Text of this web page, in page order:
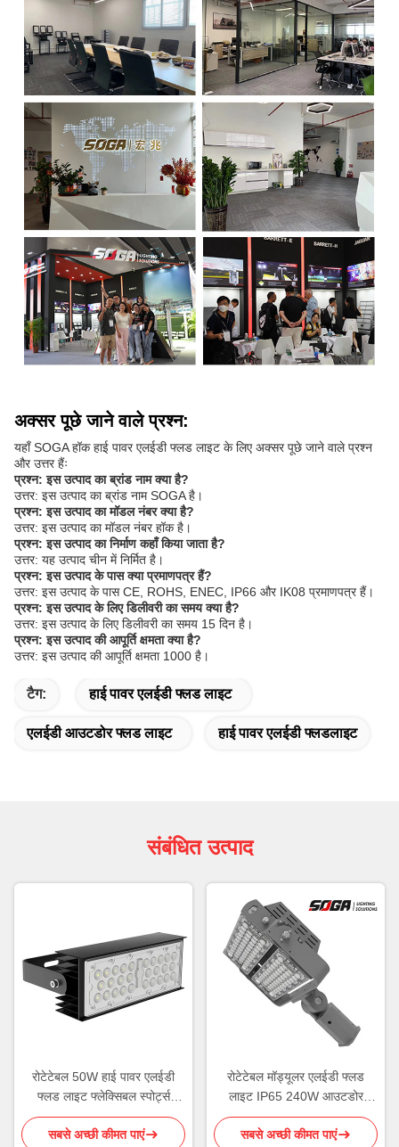
अक्सर पूछे जाने वाले प्रश्न:
यहाँ SOGA हॉक हाई पावर एलईडी फ्लड लाइट के लिए अक्सर पूछे जाने वाले प्रश्न
और उत्तर हैंः
प्रश्न: इस उत्पाद का ब्रांड नाम क्या है?
उत्तर: इस उत्पाद का ब्रांड नाम SOGA है।
प्रश्न: इस उत्पाद का मॉडल नंबर क्या है?
उत्तर: इस उत्पाद का मॉडल नंबर हॉक है।
प्रश्न: इस उत्पाद का निर्माण कहाँ किया जाता है?
उत्तर: यह उत्पाद चीन में निर्मित है।
प्रश्न: इस उत्पाद के पास क्या प्रमाणपत्र हैं?
उत्तर: इस उत्पाद के पास CE, ROHS, ENEC, IP66 और IK08 प्रमाणपत्र हैं।
प्रश्न: इस उत्पाद के लिए डिलीवरी का समय क्या है?
उत्तर: इस उत्पाद के लिए डिलीवरी का समय 15 दिन है।
प्रश्न: इस उत्पाद की आपूर्ति क्षमता क्या है?
उत्तर: इस उत्पाद की आपूर्ति क्षमता 1000 है।
टैग: हाई पावर एलईडी फ्लड लाइट
एलईडी आउटडोर फ्लड लाइट हाई पावर एलईडी फ्लडलाइट
संबंधित उत्पाद
रोटेटेबल 50W हाई पावर एलईडी
फ्लड लाइट फ्लेक्सिबल स्पोर्ट्स
लाइटिंग
सबसे अच्छी कीमत पाएं
रोटेटेबल मॉड्यूलर एलईडी फ्लड
लाइट IP65 240W आउटडोर
एलईडी स्पोर्ट्स लाइट
सबसे अच्छी कीमत पाएं